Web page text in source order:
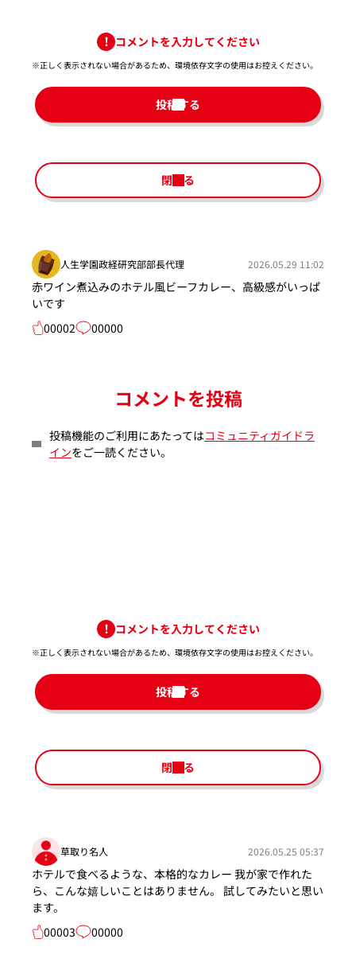
コメントを入力してください
※正しく表示されない場合があるため、環境依存文字の使用はお控えください。​
投稿する
閉じる
人生学園政経研究部部長代理 2026.05.29 11:02
赤ワイン煮込みのホテル風ビーフカレー、高級感がいっぱ
いです
00002
00000
コメントを投稿
投稿機能のご利用にあたってはコミュニティガイドラ
インをご一読ください。
コメントを入力してください
※正しく表示されない場合があるため、環境依存文字の使用はお控えください。​
投稿する
閉じる
草取り名人 2026.05.25 05:37
ホテルで食べるような、本格的なカレー 我が家で作れた
ら、こんな嬉しいことはありません。 試してみたいと思い
ます。
00003
00000